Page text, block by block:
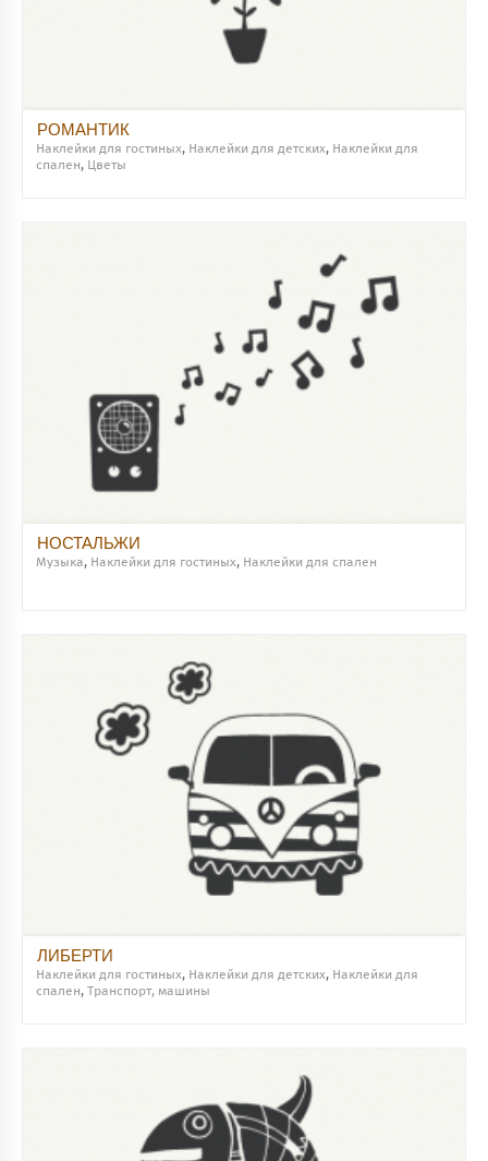
РОМАНТИК
Наклейки для гостиных, Наклейки для детских, Наклейки для
спален, Цветы
НОСТАЛЬЖИ
Музыка, Наклейки для гостиных, Наклейки для спален
ЛИБЕРТИ
Наклейки для гостиных, Наклейки для детских, Наклейки для
спален, Транспорт, машины